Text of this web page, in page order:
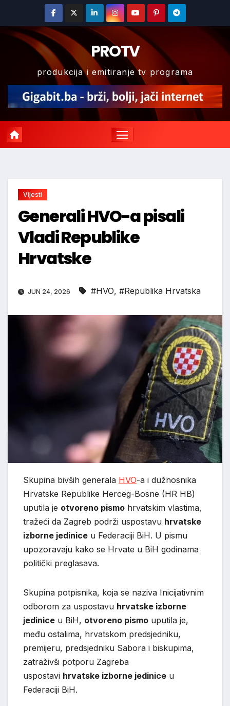
content
PROTV
produkcija i emitiranje tv programa
Vijesti
Generali HVO-a pisali
Vladi Republike
Hrvatske
JUN 24, 2026 #HVO, #Republika Hrvatska
Skupina bivših generala HVO-a i dužnosnika
Hrvatske Republike Herceg-Bosne (HR HB)
uputila je otvoreno pismo hrvatskim vlastima,
tražeći da Zagreb podrži uspostavu hrvatske
izborne jedinice u Federaciji BiH. U pismu
upozoravaju kako se Hrvate u BiH godinama
politički preglasava.
Skupina potpisnika, koja se naziva Inicijativnim
odborom za uspostavu hrvatske izborne
jedinice u BiH, otvoreno pismo uputila je,
među ostalima, hrvatskom predsjedniku,
premijeru, predsjedniku Sabora i biskupima,
zatraživši potporu Zagreba
uspostavi hrvatske izborne jedinice u
Federaciji BiH.